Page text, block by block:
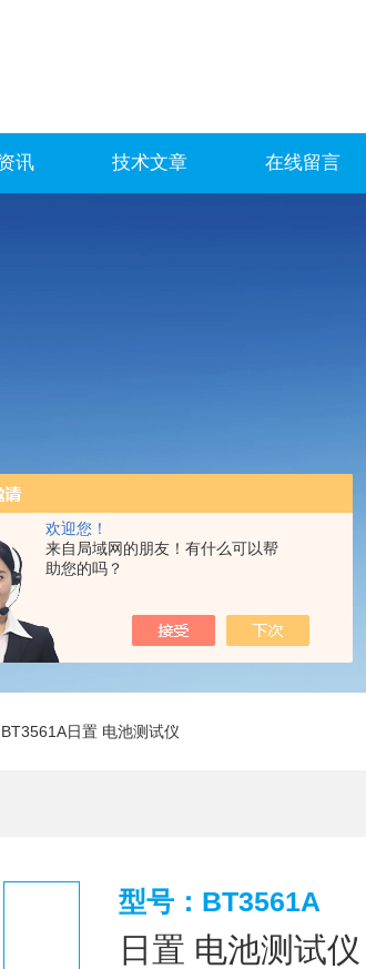
欢迎您！
来自局域网的朋友！有什么可以帮
助您的吗？
讯 技术文章 在线留言
日置 电池测试仪
型号：BT3561A
日置 电池测试仪